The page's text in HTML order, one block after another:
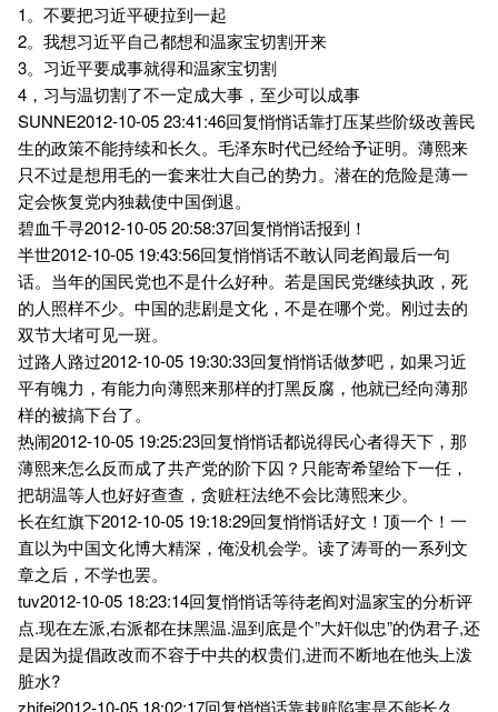
1。不要把习近平硬拉到一起
2。我想习近平自己都想和温家宝切割开来
3。习近平要成事就得和温家宝切割
4，习与温切割了不一定成大事，至少可以成事
SUNNE2012-10-05 23:41:46回复悄悄话靠打压某些阶级改善民
生的政策不能持续和长久。毛泽东时代已经给予证明。薄熙来
只不过是想用毛的一套来壮大自己的势力。潜在的危险是薄一
定会恢复党内独裁使中国倒退。
碧血千寻2012-10-05 20:58:37回复悄悄话报到！
半世2012-10-05 19:43:56回复悄悄话不敢认同老阎最后一句
话。当年的国民党也不是什么好种。若是国民党继续执政，死
的人照样不少。中国的悲剧是文化，不是在哪个党。刚过去的
双节大堵可见一斑。
过路人路过2012-10-05 19:30:33回复悄悄话做梦吧，如果习近
平有魄力，有能力向薄熙来那样的打黑反腐，他就已经向薄那
样的被搞下台了。
热闹2012-10-05 19:25:23回复悄悄话都说得民心者得天下，那
薄熙来怎么反而成了共产党的阶下囚？只能寄希望给下一任，
把胡温等人也好好查查，贪赃枉法绝不会比薄熙来少。
长在红旗下2012-10-05 19:18:29回复悄悄话好文！顶一个！一
直以为中国文化博大精深，俺没机会学。读了涛哥的一系列文
章之后，不学也罢。
tuv2012-10-05 18:23:14回复悄悄话等待老阎对温家宝的分析评
点.现在左派,右派都在抹黑温.温到底是个”大奸似忠”的伪君子,还
是因为提倡政改而不容于中共的权贵们,进而不断地在他头上泼
脏水?
zhifei2012-10-05 18:02:17回复悄悄话靠栽赃陷害是不能长久